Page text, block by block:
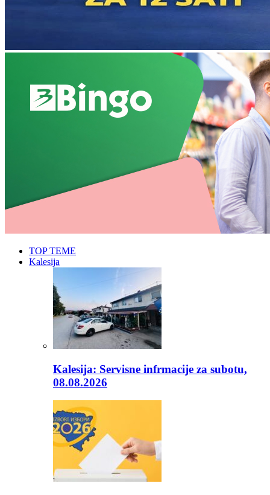
TOP TEME
Kalesija
Kalesija: Servisne infrmacije za subotu,
08.08.2026